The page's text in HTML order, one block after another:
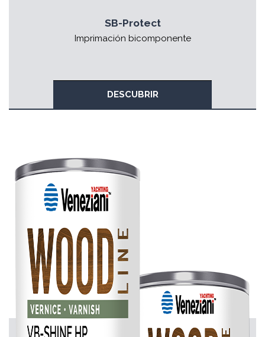
SB-Protect
Imprimación bicomponente
DESCUBRIR